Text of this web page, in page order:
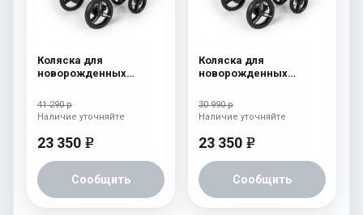
Коляска для
новорожденных
Beige) Chek
41 290 р
23 350 e
Сообщить
Наличие уточняйте
Коляска для
новорожденных
Beige) Borduex
30 990 р
23 350 e
Сообщить
Наличие уточняйте